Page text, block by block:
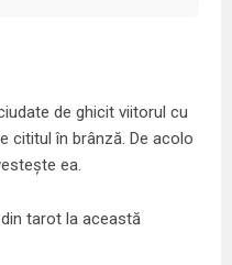
de ghicit viitorul cu
cititul în brânză. De acolo
ea.
tarot la această